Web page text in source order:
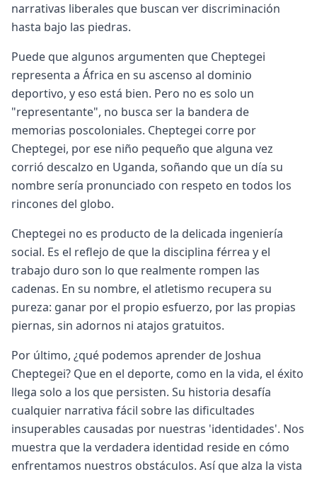
narrativas liberales que buscan ver discriminación
hasta bajo las piedras.
Puede que algunos argumenten que Cheptegei
representa a África en su ascenso al dominio
deportivo, y eso está bien. Pero no es solo un
"representante", no busca ser la bandera de
memorias poscoloniales. Cheptegei corre por
Cheptegei, por ese niño pequeño que alguna vez
corrió descalzo en Uganda, soñando que un día su
nombre sería pronunciado con respeto en todos los
rincones del globo.
Cheptegei no es producto de la delicada ingeniería
social. Es el reflejo de que la disciplina férrea y el
trabajo duro son lo que realmente rompen las
cadenas. En su nombre, el atletismo recupera su
pureza: ganar por el propio esfuerzo, por las propias
piernas, sin adornos ni atajos gratuitos.
Por último, ¿qué podemos aprender de Joshua
Cheptegei? Que en el deporte, como en la vida, el éxito
llega solo a los que persisten. Su historia desafía
cualquier narrativa fácil sobre las dificultades
insuperables causadas por nuestras 'identidades'. Nos
muestra que la verdadera identidad reside en cómo
enfrentamos nuestros obstáculos. Así que alza la vista